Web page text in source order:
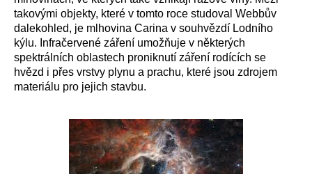
takovými objekty, které v tomto roce studoval Webbův
dalekohled, je mlhovina Carina v souhvězdí Lodního
kýlu. Infračervené záření umožňuje v některých
spektrálních oblastech proniknutí záření rodících se
hvězd i přes vrstvy plynu a prachu, které jsou zdrojem
materiálu pro jejich stavbu.